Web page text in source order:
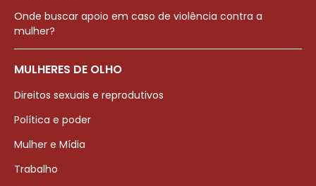
Onde buscar apoio em caso de violência contra a
mulher?
MULHERES DE OLHO
Direitos sexuais e reprodutivos
Política e poder
Mulher e Mídia
Trabalho